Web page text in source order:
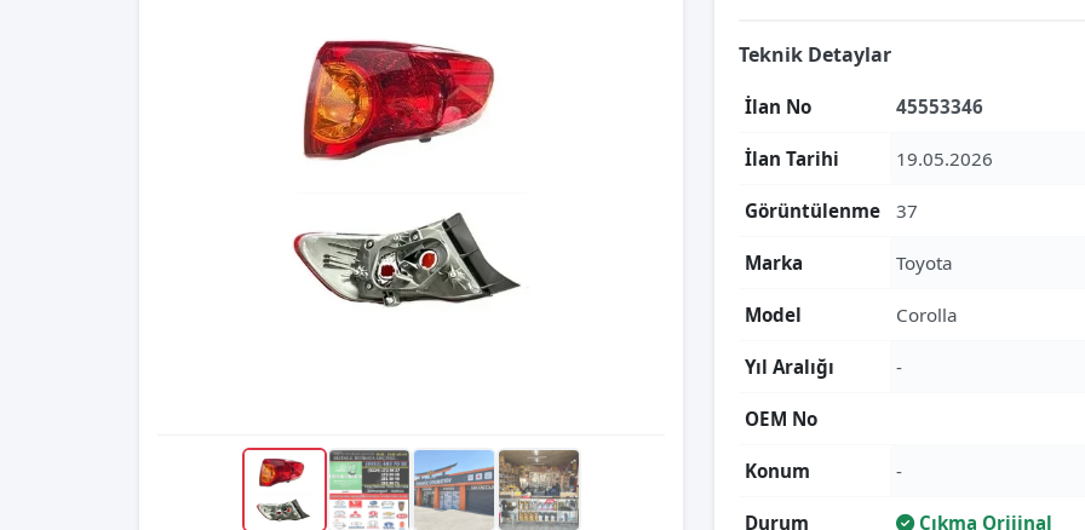
Teknik Detaylar
İlan No 45553346
İlan Tarihi 19.05.2026
Görüntülenme 37
Marka Toyota
Model Corolla
Yıl Aralığı -
OEM No
Konum -
Durum Çıkma Orijinal